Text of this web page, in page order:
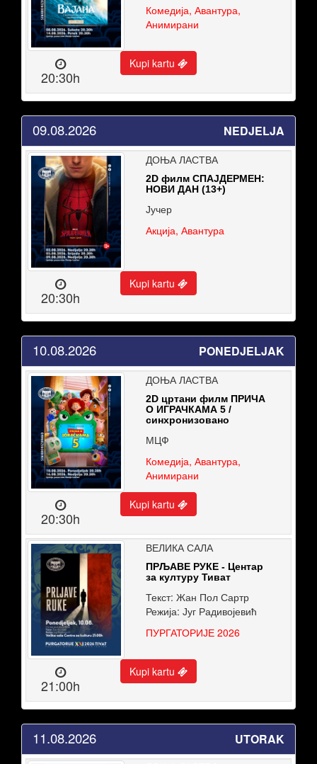
Комедија, Авантура,
Анимирани
20:30h
Kupi kartu
09.08.2026 NEDJELJA
ДОЊА ЛАСТВА
2D филм СПАЈДЕРМЕН:
НОВИ ДАН (13+)
Јучер
Акција, Авантура
20:30h
Kupi kartu
10.08.2026 PONEDJELJAK
ДОЊА ЛАСТВА
2D цртани филм ПРИЧА
О ИГРАЧКАМА 5 /
синхронизовано
МЦФ
Комедија, Авантура,
Анимирани
20:30h
Kupi kartu
ВЕЛИКА САЛА
ПРЉАВЕ РУКЕ - Центар
за културу Тиват
Текст: Жан Пол Сартр
Режија: Југ Радивојевић
ПУРГАТОРИЈЕ 2026
21:00h
Kupi kartu
11.08.2026 UTORAK